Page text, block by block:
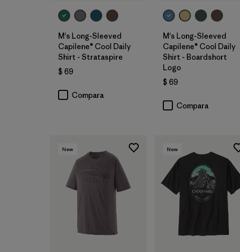
M's Long-Sleeved
Capilene® Cool Daily
Shirt - Strataspire
$ 69
Compara
M's Long-Sleeved
Capilene® Cool Daily
Shirt - Boardshort
Logo
$ 69
Compara
New New